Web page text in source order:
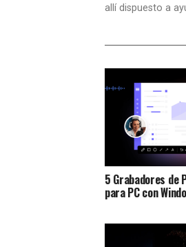
allí dispuesto a
5 Grabadores de
para PC con